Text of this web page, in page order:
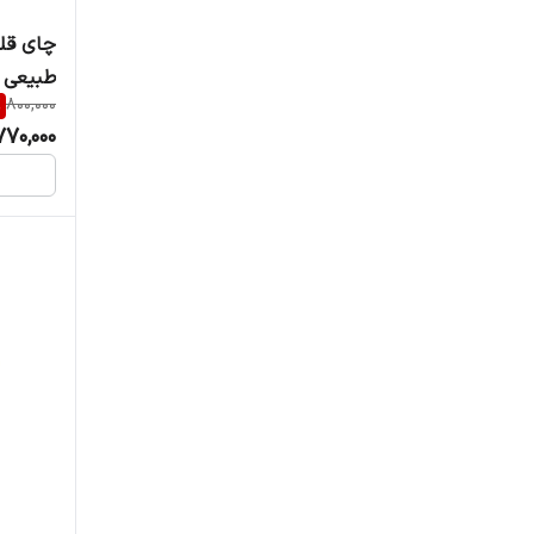
چای
طبیعی
800,000